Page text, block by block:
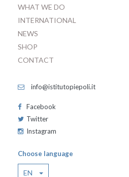
WHAT WE DO
INTERNATIONAL
NEWS
SHOP
CONTACT
info@istitutopiepoli.it
Facebook
Twitter
Instagram
Choose language
EN